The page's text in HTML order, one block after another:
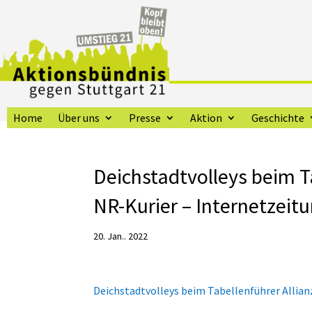
Home Über uns Presse Aktion Geschichte
Deichstadtvolleys beim
NR-Kurier –
20. Jan.. 2022
Deichstadtvolleys beim Tabellenführer